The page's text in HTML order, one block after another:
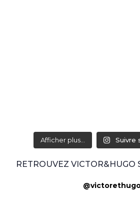
Afficher plus... Suivre
RETROUVEZ VICTOR&HUGO